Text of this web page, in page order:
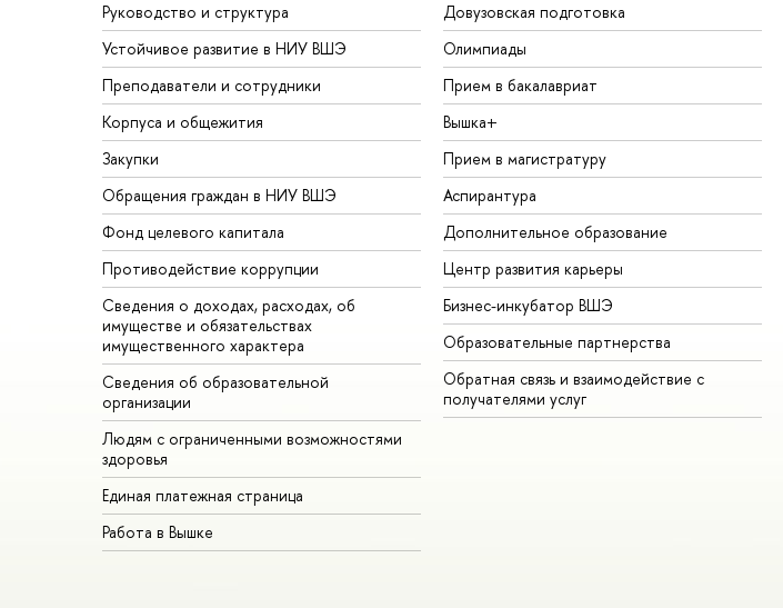
Руководство и структура
Устойчивое развитие в НИУ ВШЭ
Преподаватели и сотрудники
Корпуса и общежития
Закупки
Обращения граждан в НИУ ВШЭ
Фонд целевого капитала
Противодействие коррупции
Сведения о доходах, расходах, об
имуществе и обязательствах
имущественного характера
Сведения об образовательной
организации
Людям с ограниченными возможностями
здоровья
Единая платежная страница
Работа в Вышке
Довузовская подготовка
Олимпиады
Прием в бакалавриат
Вышка+
Прием в магистратуру
Аспирантура
Дополнительное образование
Центр развития карьеры
Бизнес-инкубатор ВШЭ
Образовательные партнерства
Обратная связь и взаимодействие с
получателями услуг